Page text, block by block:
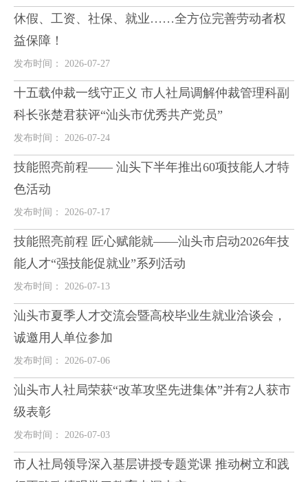
休假、工资、社保、就业……全方位完善劳动者权
益保障！
发布时间： 2026-07-27
十五载仲裁一线守正义 市人社局调解仲裁管理科副
科长张楚君获评“汕头市优秀共产党员”
发布时间： 2026-07-24
技能照亮前程—— 汕头下半年推出60项技能人才特
色活动
发布时间： 2026-07-17
技能照亮前程 匠心赋能就——汕头市启动2026年技
能人才“强技能促就业”系列活动
发布时间： 2026-07-13
汕头市夏季人才交流会暨高校毕业生就业洽谈会，
诚邀用人单位参加
发布时间： 2026-07-06
汕头市人社局荣获“改革攻坚先进集体”并有2人获市
级表彰
发布时间： 2026-07-03
市人社局领导深入基层讲授专题党课 推动树立和践